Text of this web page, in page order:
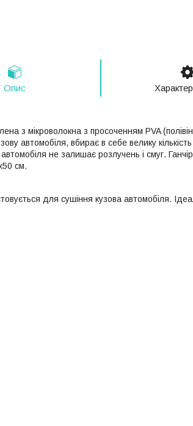
Опис
​​з мікроволокна з просоченням PVA
автомобіля, вбирає в себе велику
автомобіля не залишає розлучень і смуг.
см.
для сушіння кузова автомобіля.